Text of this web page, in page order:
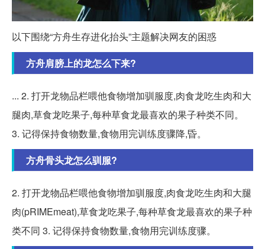
以下围绕“方舟生存进化抬头”主题解决网友的困惑
方舟肩膀上的龙怎么下来?
... 2. 打开龙物品栏喂他食物增加驯服度,肉食龙吃生肉和大
腿肉,草食龙吃果子,每种草食龙最喜欢的果子种类不同。
3. 记得保持食物数量,食物用完训练度骤降,昏。
方舟骨头龙怎么驯服?
2. 打开龙物品栏喂他食物增加驯服度,肉食龙吃生肉和大腿
肉(pRIMEmeat),草食龙吃果子,每种草食龙最喜欢的果子种
类不同 3. 记得保持食物数量,食物用完训练度骤。